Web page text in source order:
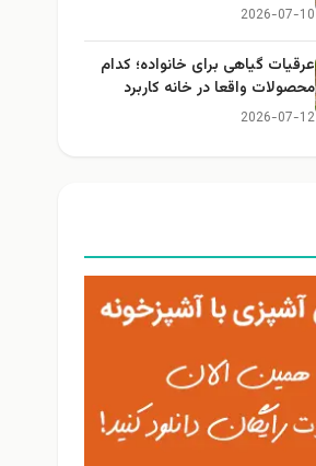
2026-07-10
عرقیات گیاهی برای خانواده؛ کدام
محصولات واقعا در خانه کاربرد
دارند؟
2026-07-12